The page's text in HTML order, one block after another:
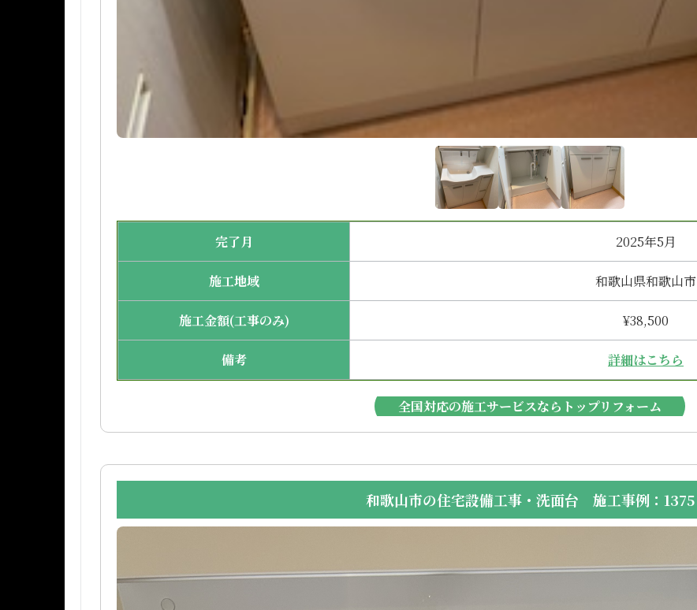
完了月 2025年5月
施工地域 和歌山県和歌山市
施工金額(工事のみ) ¥38,500
備考 詳細はこちら
全国対応の施工サービスならトップリフォーム
和歌山市の住宅設備工事・洗面台 施工事例：1375